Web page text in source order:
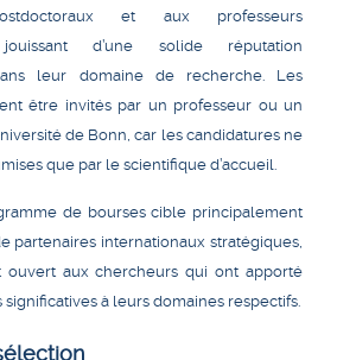
et aux professeurs
d’une solide réputation
leur domaine de recherche. Les
être invités par un professeur ou un
de Bonn, car les candidatures ne
que par le scientifique d’accueil.
de bourses cible principalement
partenaires internationaux stratégiques,
ouvert aux chercheurs qui ont apporté
à leurs domaines respectifs.